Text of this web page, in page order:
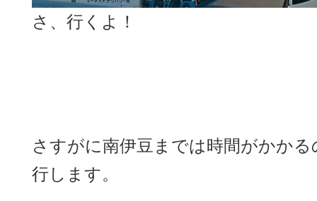
さ、行くよ！
さすがに南伊豆までは時間がかか
行します。